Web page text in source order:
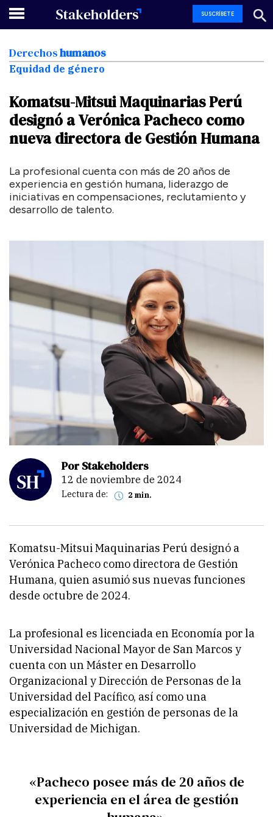
SUSCRÍBETE
Derechoshumanos
Equidad de género
Komatsu-MitsuiMaquinariasPerú
designó aVerónicaPacheco como
nueva directora de GestiónHumana
La profesional cuenta con más de 20 años de
experiencia en gestión humana, liderazgo de
iniciativas en compensaciones, reclutamiento y
desarrollo de talento.
Por Stakeholders
12 de noviembre de 2024
Lectura de: 2 min.
Komatsu-Mitsui Maquinarias Perú designó a
Verónica Pacheco como directora de Gestión
Humana, quien asumió sus nuevas funciones
desde octubre de 2024.
La profesional es licenciada en Economía por la
Universidad Nacional Mayor de San Marcos y
cuenta con un Máster en Desarrollo
Organizacional y Dirección de Personas de la
Universidad del Pacífico, así como una
especialización en gestión de personas de la
Universidad de Michigan.
«Pacheco posee más de 20 años de
experiencia en el área de gestión